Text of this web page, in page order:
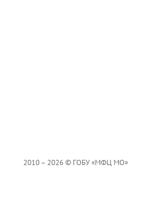
2010 – 2026 © ГОБУ «МФЦ МО»